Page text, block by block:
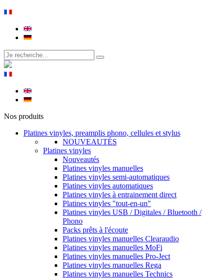
Nos produits
Platines vinyles, preamplis phono, cellules et stylus
NOUVEAUTÉS
Platines vinyles
Nouveautés
Platines vinyles manuelles
Platines vinyles semi-automatiques
Platines vinyles automatiques
Platines vinyles à entrainement direct
Platines vinyles "tout-en-un"
Platines vinyles USB / Digitales / Bluetooth /
Phono
Packs prêts à l'écoute
Platines vinyles manuelles Clearaudio
Platines vinyles manuelles MoFi
Platines vinyles manuelles Pro-Ject
Platines vinyles manuelles Rega
Platines vinyles manuelles Technics